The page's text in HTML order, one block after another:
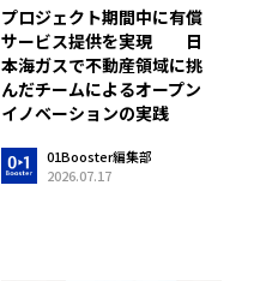
プロジェクト期間中に有償
サービス提供を実現 日
本海ガスで不動産領域に挑
んだチームによるオープン
イノベーションの実践
01Booster編集部
2026.07.17